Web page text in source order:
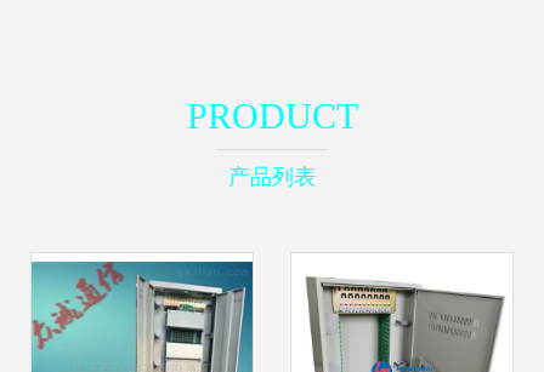
PRODUCT
产品列表